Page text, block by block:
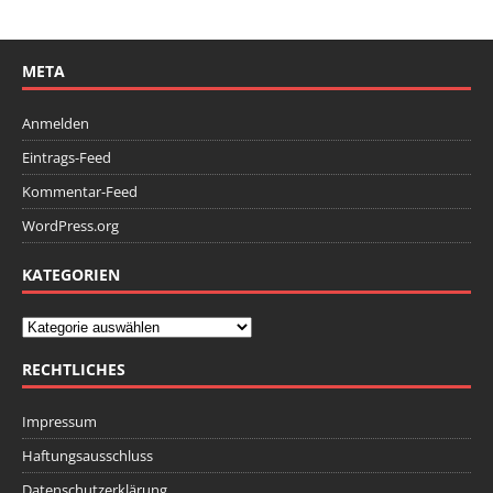
META
Anmelden
Eintrags-Feed
Kommentar-Feed
WordPress.org
KATEGORIEN
RECHTLICHES
Impressum
Haftungsausschluss